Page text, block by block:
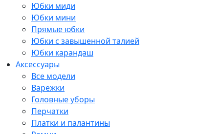
Юбки миди
Юбки мини
Прямые юбки
Юбки с завышенной талией
Юбки карандаш
Аксессуары
Все модели
Варежки
Головные уборы
Перчатки
Платки и палантины